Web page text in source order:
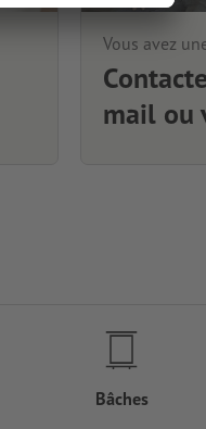
Vous avez
mail ou
Bâches